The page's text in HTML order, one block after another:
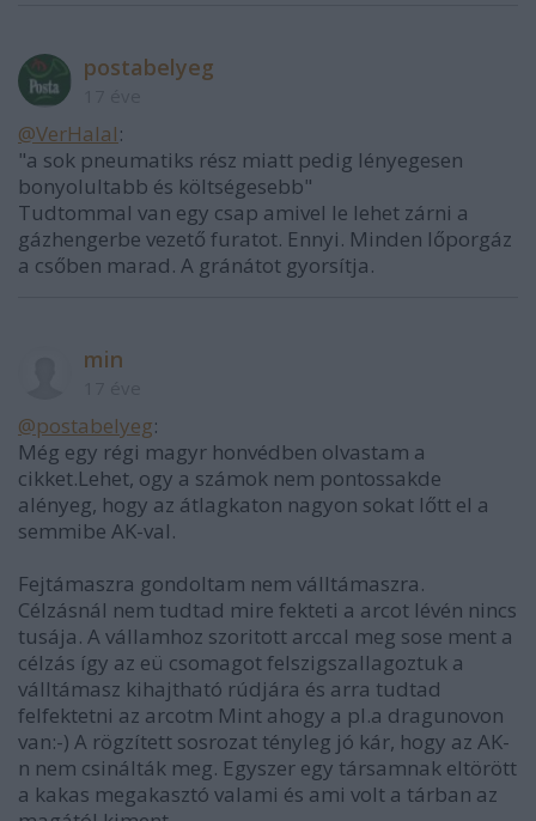
postabelyeg
@VerHalal:
"a sok pneumatiks rész miatt pedig lényegesen
bonyolultabb és költségesebb"
Tudtommal van egy csap amivel le lehet zárni a
gázhengerbe vezető furatot. Ennyi. Minden lőporgáz
a csőben marad. A gránátot gyorsítja.
min
@postabelyeg:
Még egy régi magyr honvédben olvastam a
cikket.Lehet, ogy a számok nem pontossakde
alényeg, hogy az átlagkaton nagyon sokat lőtt el a
semmibe AK-val.
Fejtámaszra gondoltam nem válltámaszra.
Célzásnál nem tudtad mire fekteti a arcot lévén nincs
tusája. A vállamhoz szoritott arccal meg sose ment a
célzás így az eü csomagot felszigszallagoztuk a
válltámasz kihajtható rúdjára és arra tudtad
felfektetni az arcotm Mint ahogy a pl.a dragunovon
van:-) A rögzített sosrozat tényleg jó kár, hogy az AK-
n nem csinálták meg. Egyszer egy társamnak eltörött
a kakas megakasztó valami és ami volt a tárban az